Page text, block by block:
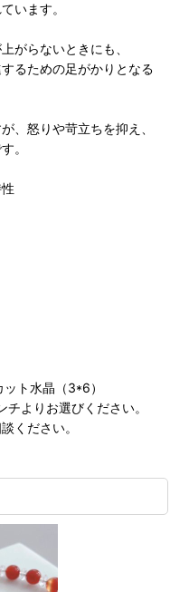
います。
がらないときにも、
るための足がかりとなる
、怒りや苛立ちを抑え、
。
ト水晶（3*6）
よりお選びください。
ください。